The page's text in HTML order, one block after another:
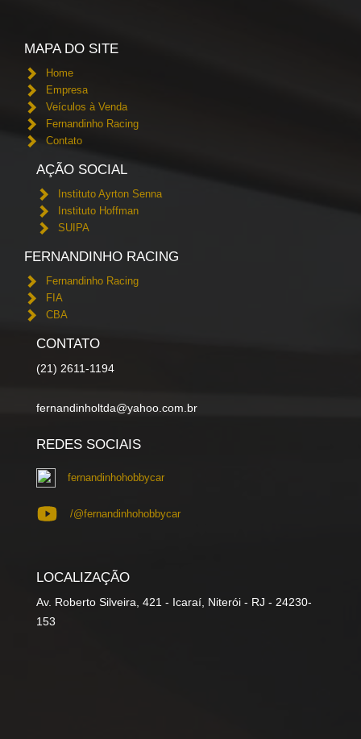
MAPA DO SITE
Home
Empresa
Veículos à Venda
Fernandinho Racing
Contato
AÇÃO SOCIAL
Instituto Ayrton Senna
Instituto Hoffman
SUIPA
FERNANDINHO RACING
Fernandinho Racing
FIA
CBA
CONTATO
(21) 2611-1194
fernandinholtda@yahoo.com.br
REDES SOCIAIS
fernandinhohobbycar
/@fernandinhohobbycar
LOCALIZAÇÃO
Av. Roberto Silveira, 421 - Icaraí, Niterói - RJ - 24230-
153